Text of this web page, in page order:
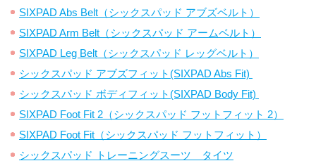
SIXPAD Abs Belt（シックスパッド アブズベルト）
SIXPAD Arm Belt（シックスパッド アームベルト）
SIXPAD Leg Belt（シックスパッド レッグベルト）
シックスパッド アブズフィット(SIXPAD Abs Fit)
シックスパッド ボディフィット(SIXPAD Body Fit)
SIXPAD Foot Fit 2（シックスパッド フットフィット 2）
SIXPAD Foot Fit（シックスパッド フットフィット）
シックスパッド トレーニングスーツ タイツ